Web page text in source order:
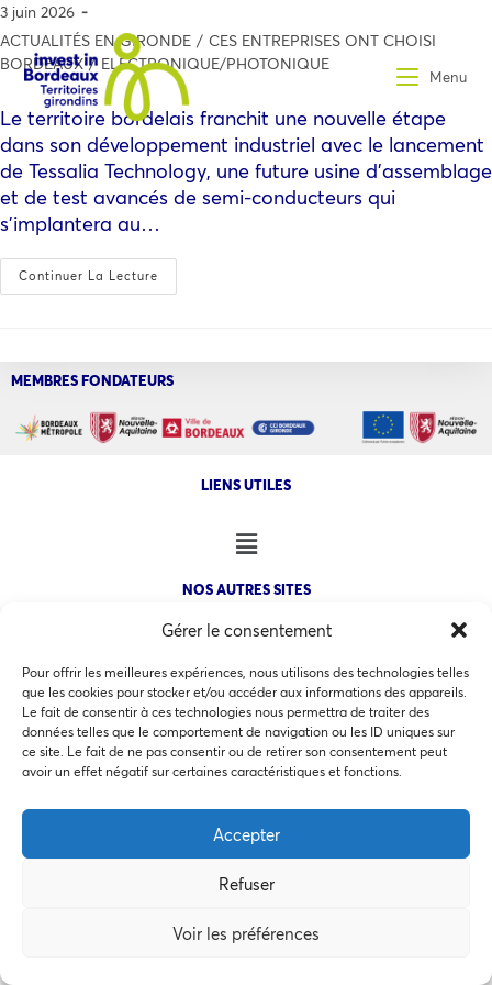
Gérer le consentement
Pour offrir les meilleures expériences, nous utilisons des technologies telles
que les cookies pour stocker et/ou accéder aux informations des appareils.
Le fait de consentir à ces technologies nous permettra de traiter des
données telles que le comportement de navigation ou les ID uniques sur
ce site. Le fait de ne pas consentir ou de retirer son consentement peut
avoir un effet négatif sur certaines caractéristiques et fonctions.
Accepter
Refuser
Voir les préférences
Ce site utilise des cookies pour les statistiques et pour
politique de confidentialité
Accepter
Refuser
Préférences des cookies
Menu
3 juin 2026
ACTUALITÉS EN GIRONDE / CES ENTREPRISES ONT CHOISI
BORDEAUX / ELECTRONIQUE/PHOTONIQUE
Le territoire bordelais franchit une nouvelle étape
dans son développement industriel avec le lancement
de Tessalia Technology, une future usine d'assemblage
et de test avancés de semi-conducteurs qui
s'implantera au…
Continuer La Lecture
MEMBRES FONDATEURS
LIENS UTILES
NOS AUTRES SITES
COPYRIGHT @ 2026 - INVEST IN BORDEAUX - 32 Allées d'Orléans
33000 Bordeaux
MEMBRES BIENFAITEURS